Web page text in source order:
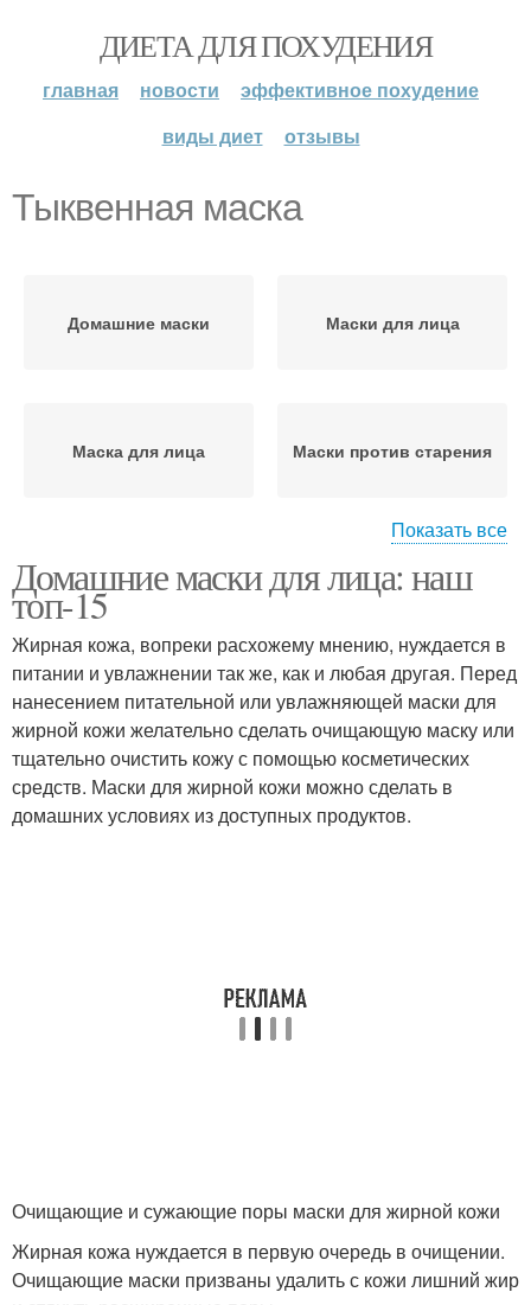
ДИЕТА ДЛЯ ПОХУДЕНИЯ
главная новости
эффективное похудение
виды диет
отзывы
Тыквенная маска
Домашние маски Маски для лица
Маска для лица Маски против старения
Маски на эпидермис Маски для жирной кожи
Маска из апельсиновых
корок
Лимонно-медовая маска
Цитрусово-яичная
Маска из
Показать все
Домашние маски для лица: наш
топ-15
Жирная кожа, вопреки расхожему мнению, нуждается в
питании и увлажнении так же, как и любая другая. Перед
нанесением питательной или увлажняющей маски для
жирной кожи желательно сделать очищающую маску или
тщательно очистить кожу с помощью косметических
средств. Маски для жирной кожи можно сделать в
домашних условиях из доступных продуктов.
Очищающие и сужающие поры маски для жирной кожи
Жирная кожа нуждается в первую очередь в очищении.
Очищающие маски призваны удалить с кожи лишний жир